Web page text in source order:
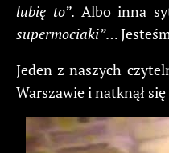
lubię to”. Albo inna
supermociaki”…
Jeden z naszych
Warszawie i natknął